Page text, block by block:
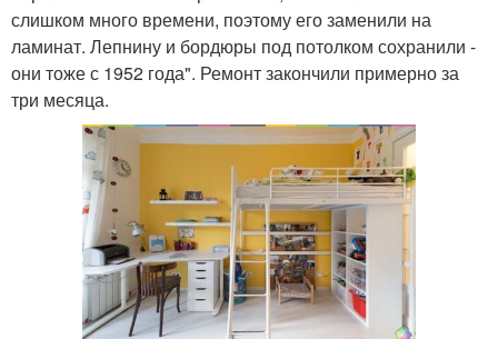
слишком много времени, поэтому его заменили на
ламинат. Лепнину и бордюры под потолком сохранили -
они тоже с 1952 года". Ремонт закончили примерно за
три месяца.